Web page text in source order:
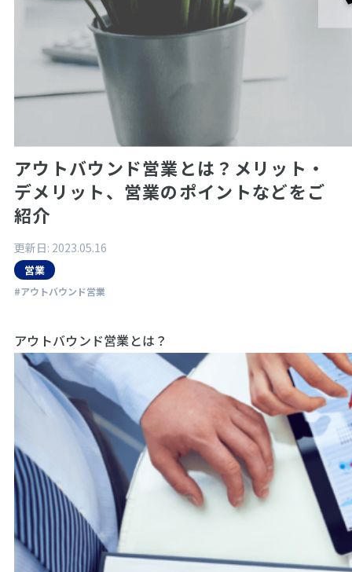
アウトバウンド営業とは？メリット・
デメリット、営業のポイントなどをご
紹介
更新日: 2023.05.16
営業
#アウトバウンド営業
アウトバウンド営業とは？